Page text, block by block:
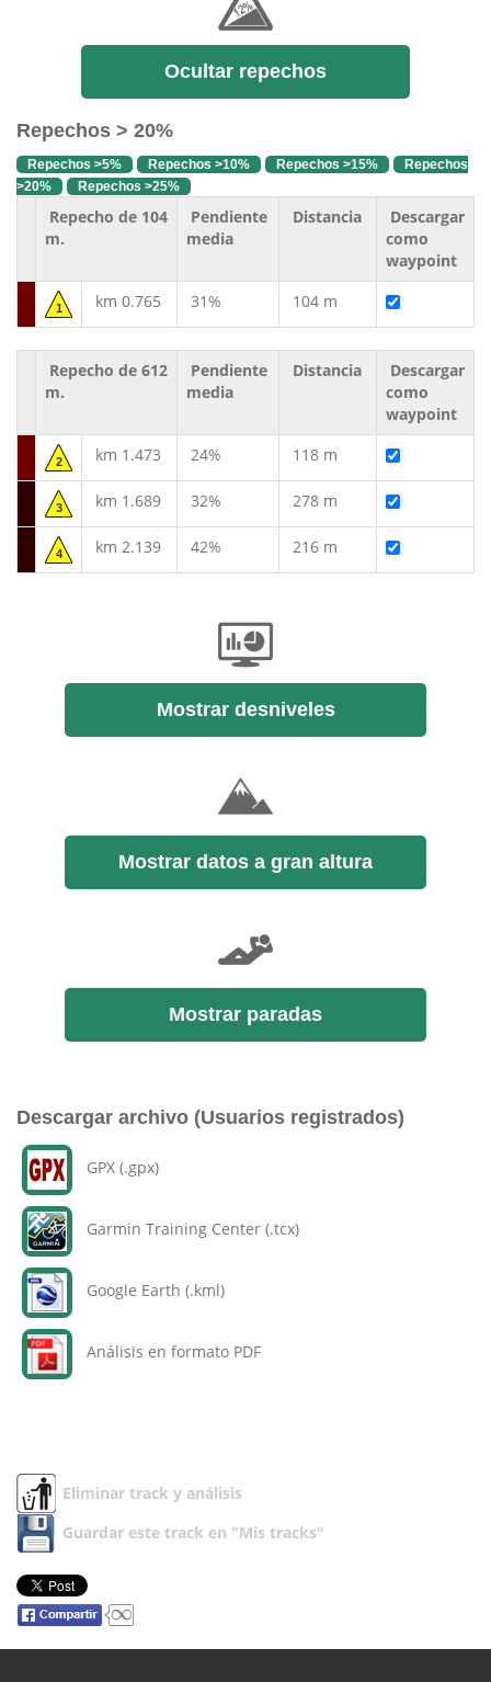
Ocultar repechos
Repechos > 20%
Repechos >5% Repechos >10% Repechos >15%
Repechos
>20%
Repechos >25%
Repecho de 104
m.
Pendiente
media
Distancia
Descargar
como
waypoint
1 km 0.765 31% 104 m
Repecho de 612
m.
Pendiente
media
Distancia
Descargar
como
waypoint
2 km 1.473 24% 118 m
3 km 1.689 32% 278 m
4 km 2.139 42% 216 m
Mostrar desniveles
Mostrar datos a gran altura
Mostrar paradas
Descargar archivo (Usuarios registrados)
GPX (.gpx)
Garmin Training Center (.tcx)
Google Earth (.kml)
Análisis en formato PDF
Eliminar track y análisis
Guardar este track en "Mis tracks"